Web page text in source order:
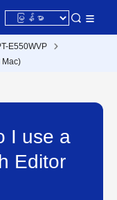
E550WVP
Mac)
I use a
Editor